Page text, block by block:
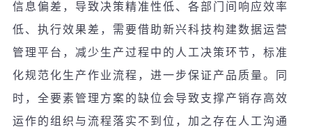
信息偏差，导致决策精准性低、各部门间响应效率
低、执行效果差，需要借助新兴科技构建数据运营
管理平台，减少生产过程中的人工决策环节，标准
化规范化生产作业流程，进一步保证产品质量。同
时，全要素管理方案的缺位会导致支撑产销存高效
运作的组织与流程落实不到位，加之存在人工沟通